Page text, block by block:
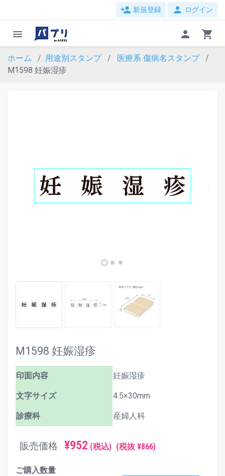
person_add 新規登録 person ログイン
menu person shopping_cart
ホーム 用途別スタンプ 医療系 傷病名スタンプ
M1598 妊娠湿疹
M1598 妊娠湿疹
印面内容 妊娠湿疹
文字サイズ 4.5×30mm
診療科 産婦人科
販売価格 ¥952 (税込) (税抜 ¥866)
ご購入数量